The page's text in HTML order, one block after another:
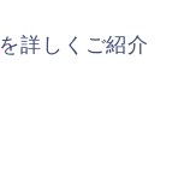
を詳しくご紹介